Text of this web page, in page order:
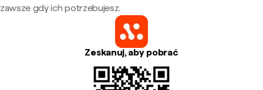
zawsze gdy ich potrzebujesz.
Zeskanuj, aby pobrać